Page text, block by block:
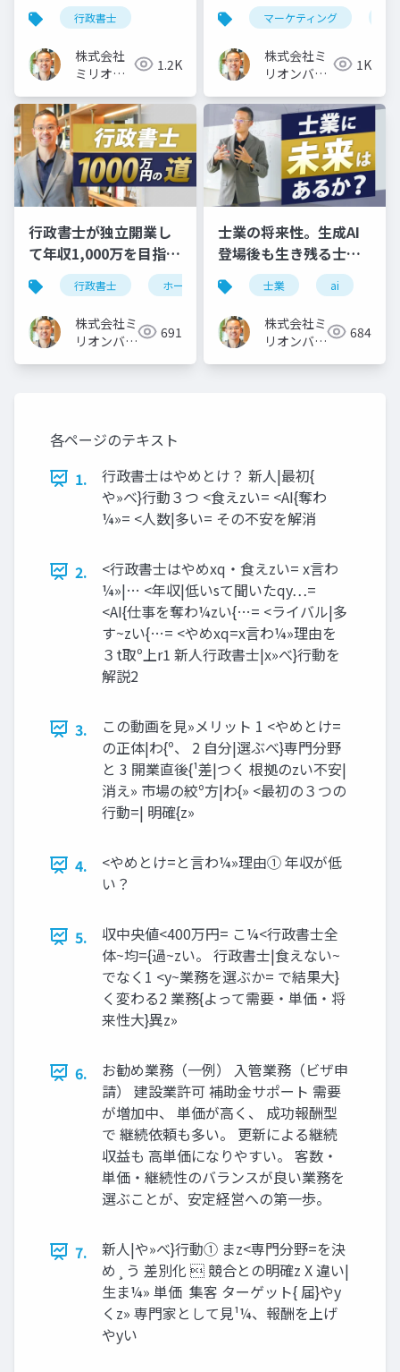
合わせるなら、この資
格
行政書士
株式会社
ミリオン
1.2K
業務がお勧めの理由
マーケティング
株式会社ミ
リオンバリ
1K
行政書士が独立開業し
て年収1,000万を目指す
ホームページ集客3ステ
ップ
行政書士 ホームページ 独立開業
株式会社ミ
リオンバリ
691
士業の将来性。生成AI
登場後も生き残る士業
に必須の「３つの力」
士業 ai
株式会社ミ
リオンバリ
684
各ページのテキスト
1.
⾏政書⼠はやめとけ？ 新⼈|最初{
や»べ}⾏動３つ <⾷えzい= <AI{奪わ
¼»= <⼈数|多い= その不安を解消
2.
<⾏政書⼠はやめxq‧⾷えzい= x⾔わ
¼»|… <年収|低いsて聞いたqy…=
<AI{仕事を奪わ¼zい{…= <ライバル|多
す~zい{…= <やめxq=x⾔わ¼»理由を
３t取º上r1 新⼈⾏政書⼠|x»べ}⾏動を
解説2
3.
この動画を⾒»メリット 1 <やめとけ=
の正体|わ{º、 2 ⾃分|選ぶべ}専⾨分野
と 3 開業直後{¹差|つく 根拠のzい不安|
消え» 市場の絞º⽅|わ{» <最初の３つの
⾏動=| 明確{z»
4.
<やめとけ=と⾔わ¼»理由① 年収が低
い？
5.
収中央値<400万円= こ¼<⾏政書⼠全
体~均={過~zい。 ⾏政書⼠|⾷えない~
でなく1 <y~業務を選ぶか= で結果⼤}
く変わる2 業務{よって需要‧単価‧将
来性⼤}異z»
6.
お勧め業務（一例） 入管業務（ビザ申
請） 建設業許可 補助金サポート 需要
が増加中、 単価が高く、 成功報酬型
で 継続依頼も多い。 更新による継続
収益も 高単価になりやすい。 客数・
単価・継続性のバランスが良い業務を
選ぶことが、安定経営への第一歩。
7.
新⼈|や»べ}⾏動① まz<専⾨分野=を決
め¸う 差別化  競合との明確z X 違い|
⽣ま¼» 単価  集客 ターゲット{ 届}やy
くz» 専⾨家として⾒¹¼、報酬を上げ
やyい